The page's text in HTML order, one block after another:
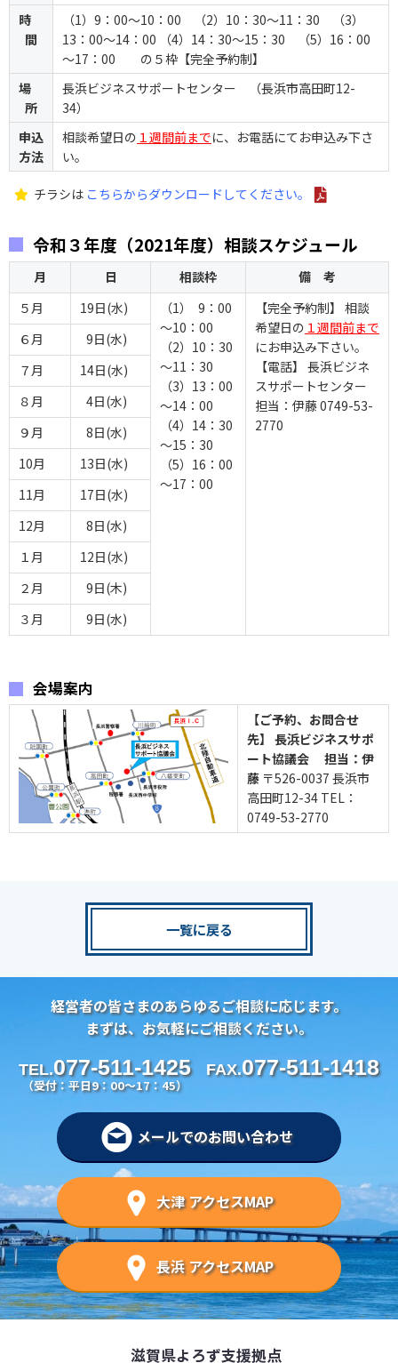
時
間
（1）9：00～10：00 （2）10：30～11：30 （3）
13：00～14：00 （4）14：30～15：30 （5）16：00
～17：00 の５枠【完全予約制】
場
所
長浜ビジネスサポートセンター （長浜市高田町12-
34）
申込
方法
相談希望日の １週間前までに、お電話にてお申込み下さ
い。
チラシは こちらからダウンロードしてください。
令和３年度（2021年度）相談スケジュール
月 日 相談枠
備 考
５月
19日(水)
（1） 9：00
～10：00
（2）10：30
～11：30
（3）13：00
～14：00
（4）14：30
～15：30
（5）16：00
～17：00
【完全予約制】 相談
希望日の １週間前まで
にお申込み下さい。
【電話】 長浜ビジネ
スサポートセンター
担当：伊藤 0749-53-
2770
６月
9日(水)
７月
14日(水)
８月
4日(水)
９月
8日(水)
10月
13日(水)
11月
17日(水)
12月
8日(水)
１月
12日(水)
２月
9日(木)
３月
9日(水)
会場案内
【ご予約、お問合せ
先】 長浜ビジネスサポ
ート協議会 担当：伊
藤 〒526-0037 長浜市
高田町12-34 TEL：
0749-53-2770
一覧に戻る
経営者の皆さまのあらゆるご相談に応じます。
まずは、お気軽にご相談ください。
TEL.077-511-1425
（受付：平日9：00～17：45）
FAX.077-511-1418
メールでのお問い合わせ
大津 アクセスMAP
長浜 アクセスMAP
滋賀県よろず支援拠点